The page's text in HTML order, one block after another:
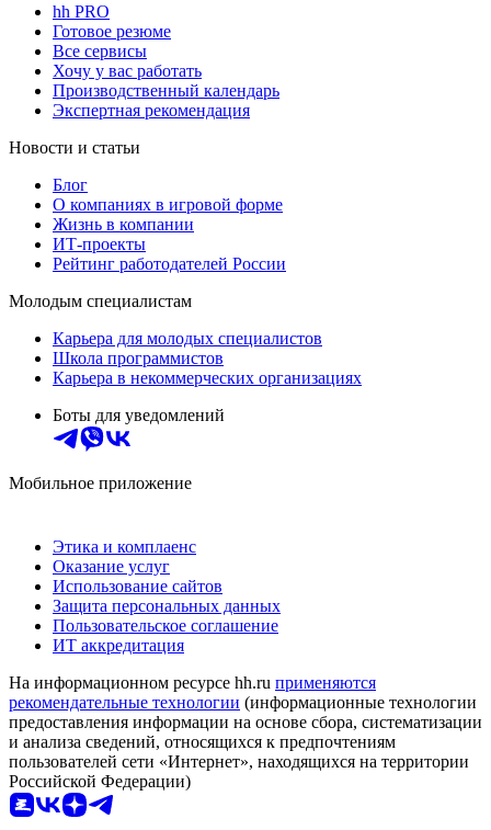
hh PRO
Готовое резюме
Все сервисы
Хочу у вас работать
Производственный календарь
Экспертная рекомендация
Новости и статьи
Блог
О компаниях в игровой форме
Жизнь в компании
ИТ-проекты
Рейтинг работодателей России
Молодым специалистам
Карьера для молодых специалистов
Школа программистов
Карьера в некоммерческих организациях
Боты для уведомлений
Мобильное приложение
Этика и комплаенс
Оказание услуг
Использование сайтов
Защита персональных данных
Пользовательское соглашение
ИТ аккредитация
На информационном ресурсе hh.ru применяются
рекомендательные технологии (информационные технологии
предоставления информации на основе сбора, систематизации
и анализа сведений, относящихся к предпочтениям
пользователей сети «Интернет», находящихся на территории
Российской Федерации)